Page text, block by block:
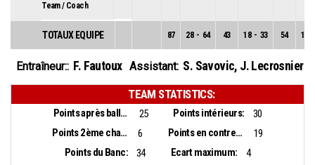
Team / Coach
TOTAUX EQUIPE 87 28 - 64 43 18 - 33 54 10
Entraîneur:: F. Fautoux Assistant: S. Savovic, J. Lecrosnier
TEAM STATISTICS:
Points après balles perdues: 25 Points intérieurs:
30
Points 2ème chance:
6 Points en contre-attaque:
19
Points du Banc:
34 Ecart maximum:
4